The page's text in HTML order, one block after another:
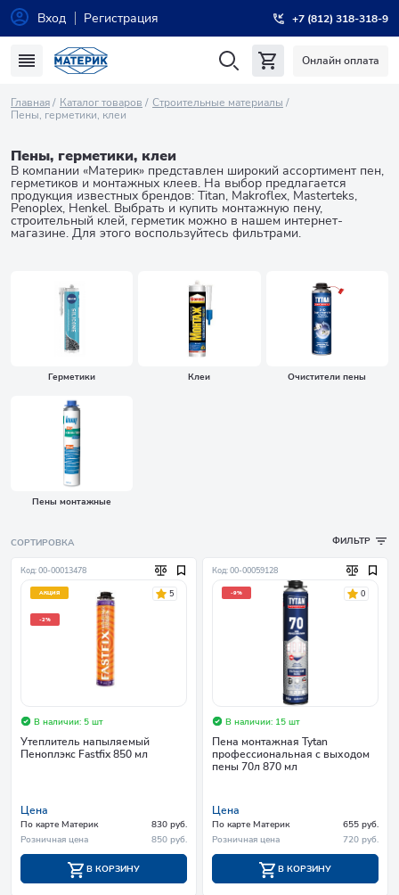
Вход Регистрация +7 (812) 318-318-9
Онлайн оплата
Главная Каталог товаров
Строительные материалы
Пены, герметики, клеи
Пены, герметики, клеи
В компании «Материк» представлен широкий ассортимент пен,
герметиков и монтажных клеев. На выбор предлагается
продукция известных брендов: Titan, Makroflex, Masterteks,
Penoplex, Henkel. Выбрать и купить монтажную пену,
строительный клей, герметик можно в нашем интернет-
магазине. Для этого воспользуйтесь фильтрами.
Герметики Клеи Очистители пены
Пены монтажные
СОРТИРОВКА ФИЛЬТР
Код: 00-00013478
АКЦИЯ
-2%
5
В наличии: 5 шт
Утеплитель напыляемый
Пеноплэкс Fastfix 850 мл
Цена
По карте Материк
830 руб.
Розничная цена
850 руб.
В КОРЗИНУ
Код: 00-00059128
-9% 0
В наличии: 15 шт
Пена монтажная Tytan
профессиональная с выходом
пены 70л 870 мл
Цена
По карте Материк
655 руб.
Розничная цена
720 руб.
В КОРЗИНУ